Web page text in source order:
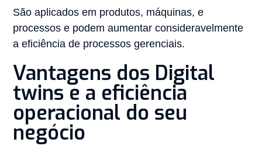
São aplicados em produtos, máquinas, e
processos e podem aumentar consideravelmente
a eficiência de processos gerenciais.
Vantagens dos Digital
twins e a eficiência
operacional do seu
negócio